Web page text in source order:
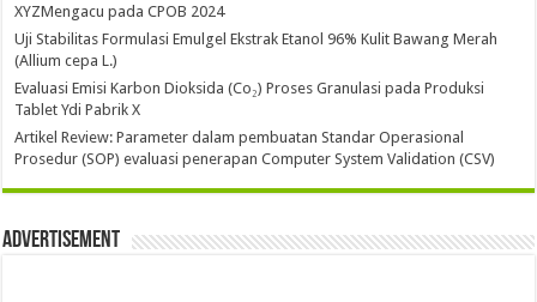
XYZMengacu pada CPOB 2024
Uji Stabilitas Formulasi Emulgel Ekstrak Etanol 96% Kulit Bawang Merah
(Allium cepa L.)
Evaluasi Emisi Karbon Dioksida (Co₂) Proses Granulasi pada Produksi
Tablet Ydi Pabrik X
Artikel Review: Parameter dalam pembuatan Standar Operasional
Prosedur (SOP) evaluasi penerapan Computer System Validation (CSV)
Advertisement